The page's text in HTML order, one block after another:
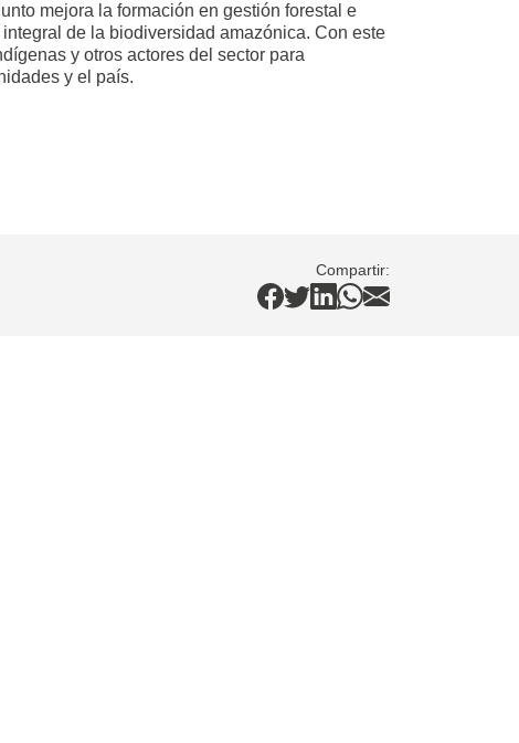
mejora la formación en gestión forestal e
de la biodiversidad amazónica. Con este
y otros actores del sector para
y el país.
Compartir: